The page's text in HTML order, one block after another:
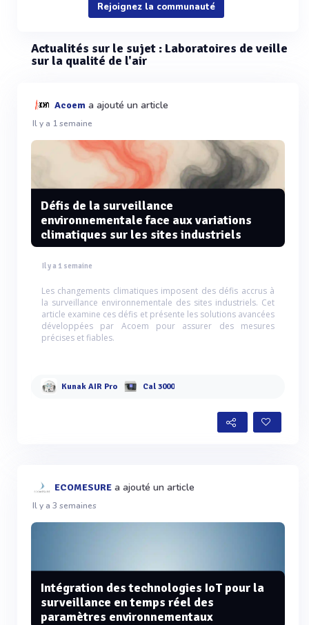
Rejoignez la communauté
Actualités sur le sujet : Laboratoires de veille
sur la qualité de l'air
Acoem a ajouté un article
Il y a 1 semaine
Défis de la surveillance
environnementale face aux variations
climatiques sur les sites industriels
Il y a 1 semaine
Les changements climatiques imposent des défis accrus à
la surveillance environnementale des sites industriels. Cet
article examine ces défis et présente les solutions avancées
développées par Acoem pour assurer des mesures
précises et fiables.
Kunak AIR Pro Cal 3000
ECOMESURE a ajouté un article
Il y a 3 semaines
Intégration des technologies IoT pour la
surveillance en temps réel des
paramètres environnementaux